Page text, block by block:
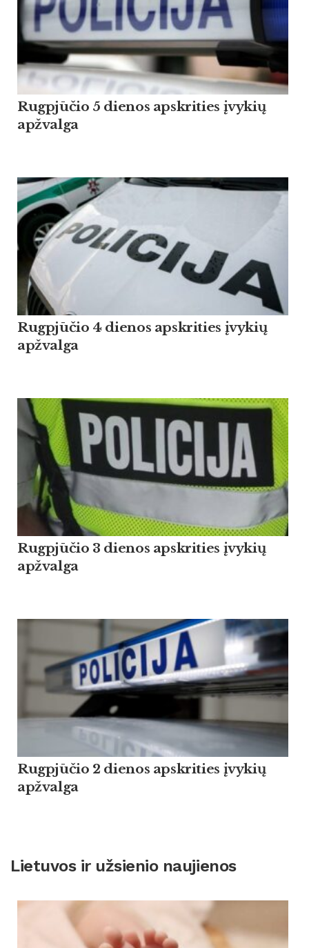
Rugpjūčio 5 dienos apskrities įvykių
apžvalga
Rugpjūčio 4 dienos apskrities įvykių
apžvalga
Rugpjūčio 3 dienos apskrities įvykių
apžvalga
Rugpjūčio 2 dienos apskrities įvykių
apžvalga
Lietuvos ir užsienio naujienos